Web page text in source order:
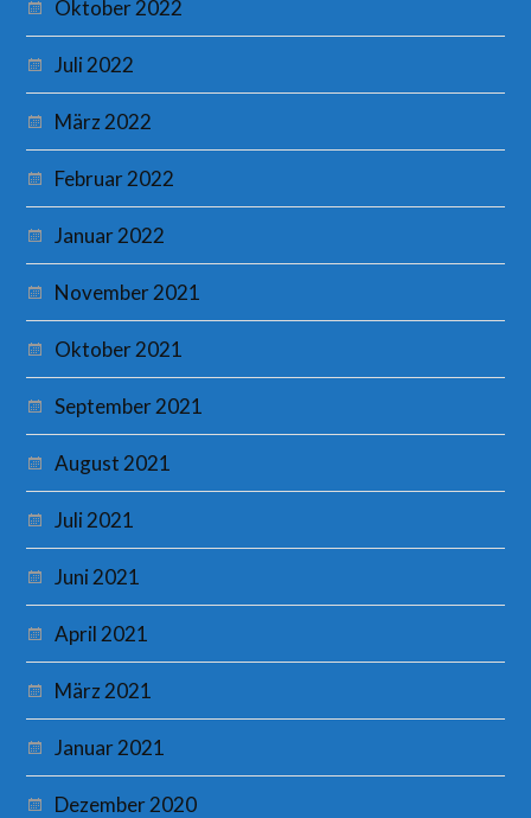
Oktober 2022
Juli 2022
März 2022
Februar 2022
Januar 2022
November 2021
Oktober 2021
September 2021
August 2021
Juli 2021
Juni 2021
April 2021
März 2021
Januar 2021
Dezember 2020